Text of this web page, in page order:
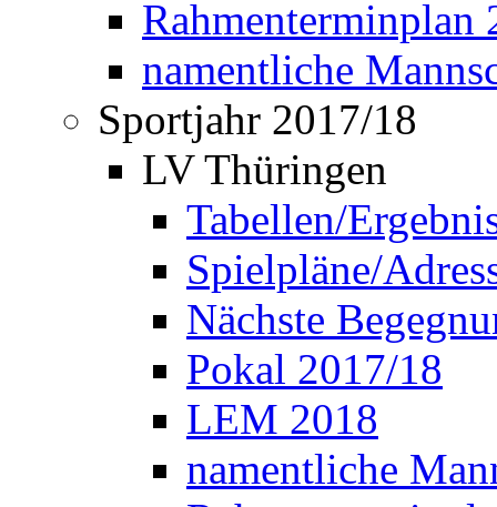
Rahmenterminplan
namentliche
Sportjahr 2017/18
LV Thüringen
Tabellen/
Spielpläne/
Nächste
Pokal 2017/18
LEM 2018
namentliche